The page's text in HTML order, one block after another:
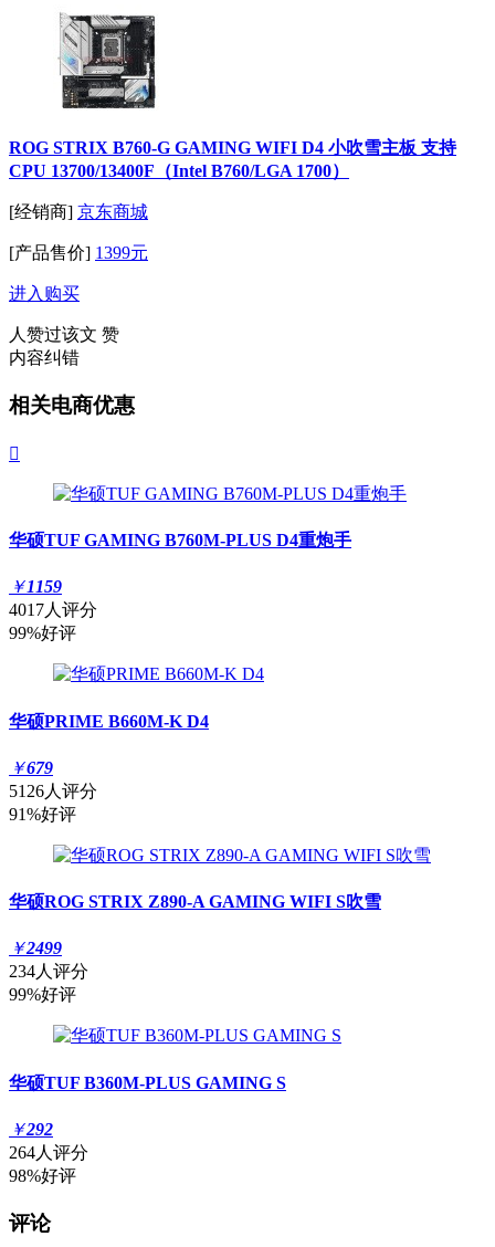
ROG STRIX B760-G GAMING WIFI D4 小吹雪主板 支持
CPU 13700/13400F（Intel B760/LGA 1700）
[经销商] 京东商城
[产品售价] 1399元
进入购买
人赞过该文 赞
内容纠错
相关电商优惠

华硕TUF GAMING B760M-PLUS D4重炮手
￥1159
4017人评分
99%好评
华硕PRIME B660M-K D4
￥679
5126人评分
91%好评
华硕ROG STRIX Z890-A GAMING WIFI S吹雪
￥2499
234人评分
99%好评
华硕TUF B360M-PLUS GAMING S
￥292
264人评分
98%好评
评论